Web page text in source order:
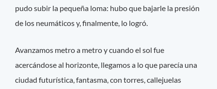
pudo subir la pequeña loma: hubo que bajarle la presión
de los neumáticos y, finalmente, lo logró.
Avanzamos metro a metro y cuando el sol fue
acercándose al horizonte, llegamos a lo que parecía una
ciudad futurística, fantasma, con torres, callejuelas